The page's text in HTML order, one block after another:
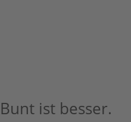
Bunt ist besser.